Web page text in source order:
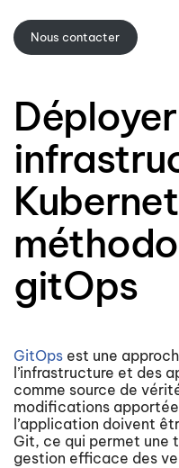
Nous contacter
gitOps
GitOps est une
l’infrastructure et des
comme source de
modifications
l’application doivent
Git, ce qui permet une
gestion efficace des